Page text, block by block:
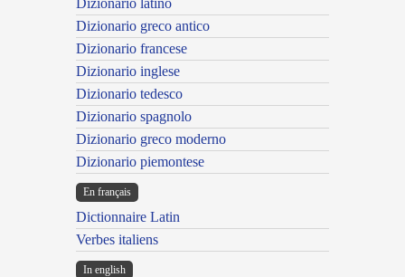
Dizionario latino
Dizionario greco antico
Dizionario francese
Dizionario inglese
Dizionario tedesco
Dizionario spagnolo
Dizionario greco moderno
Dizionario piemontese
En français
Dictionnaire Latin
Verbes italiens
In english